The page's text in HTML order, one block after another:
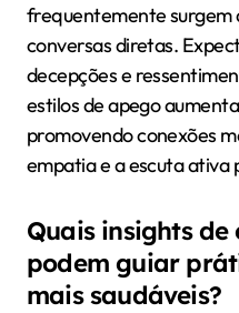
frequentemente surgem
conversas diretas.
decepções e
estilos de apego
promovendo conexões
empatia e a escuta ativa
Quais insights de
podem guiar
mais saudáveis?